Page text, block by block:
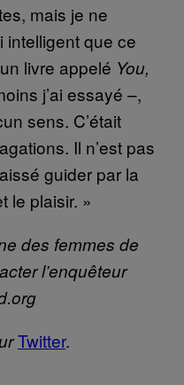
mais je ne
intelligent que ce
livre appelé You,
j’ai essayé –,
sens. C’était
Il n’est pas
guider par la
le plaisir. »
des femmes de
l’enquêteur
​​Twitter.